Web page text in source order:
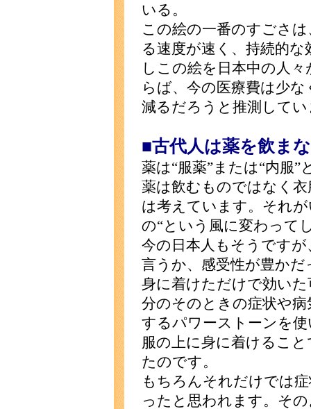
いる。
この絵の一番のすごさ
る速度が速く、持続的
しこの絵を日本中の人
らば、今の医療費は少
減るだろうと推測してい
■古代人は薬を飲ま
薬は“服薬”または“内服
薬は飲むものではなく
は考えています。それ
の“という風に変わって
今の日本人もそうです
言うか、感受性が豊か
身に着けただけで効い
分のそのときの症状や
するパワーストーンを
服の上に身に着けるこ
たのです。
もちろんそれだけでは
ったと思われます。そ